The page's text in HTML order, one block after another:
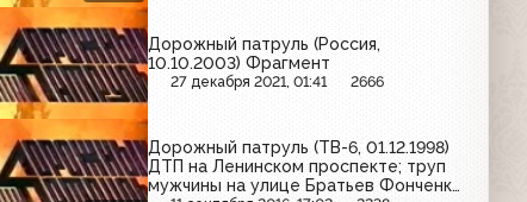
Дорожный патруль (Россия,
10.10.2003) Фрагмент
27 декабря 2021, 01:41 2666
Дорожный патруль (ТВ-6, 01.12.1998)
ДТП на Ленинском проспекте; труп
мужчины на улице Братьев Фонченко;